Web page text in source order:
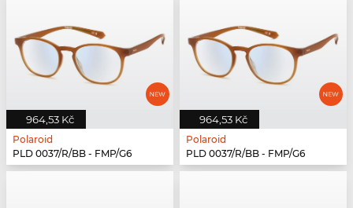
964,53 Kč
Polaroid
PLD 0037/R/BB - FMP/G6
964,53 Kč
Polaroid
PLD 0037/R/BB - FMP/G6